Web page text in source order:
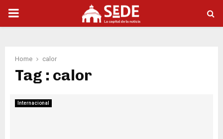
PRIMARY
Home calor
Tag : calor
Internacional